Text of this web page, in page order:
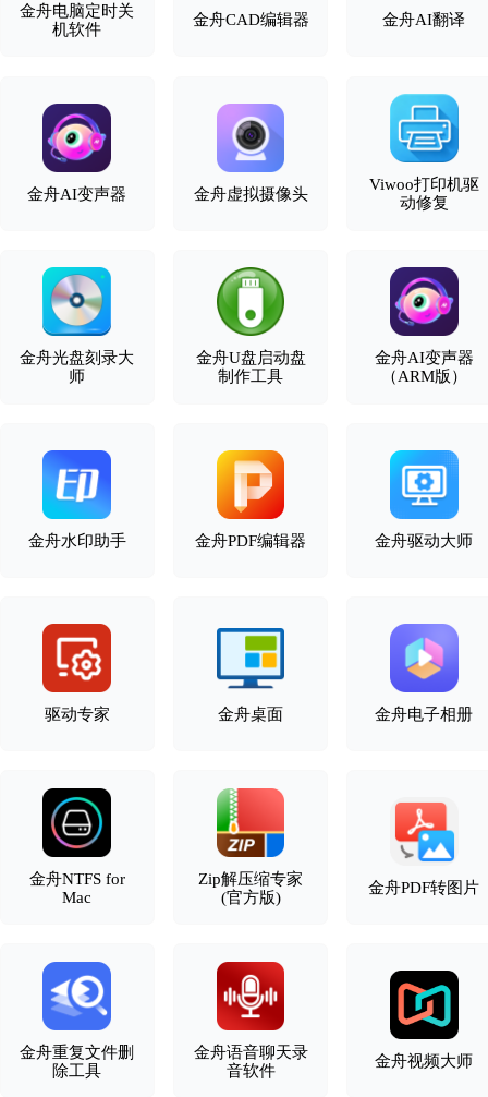
金舟电脑定时关
机软件
金舟CAD编辑器 金舟AI翻译
金舟AI变声器 金舟虚拟摄像头
Viwoo打印机驱
动修复
金舟光盘刻录大
师
金舟U盘启动盘
制作工具
金舟AI变声器
（ARM版）
金舟水印助手 金舟PDF编辑器 金舟驱动大师
驱动专家 金舟桌面 金舟电子相册
金舟NTFS for
Mac
Zip解压缩专家
(官方版)
金舟PDF转图片
金舟重复文件删
除工具
金舟语音聊天录
音软件
金舟视频大师